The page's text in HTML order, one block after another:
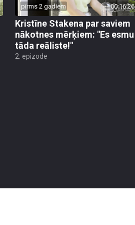
pirms 2 gadiem 00:16:26
Kristīne Stakena par saviem
nākotnes mērķiem: "Es esmu
tāda reāliste!"
2. epizode